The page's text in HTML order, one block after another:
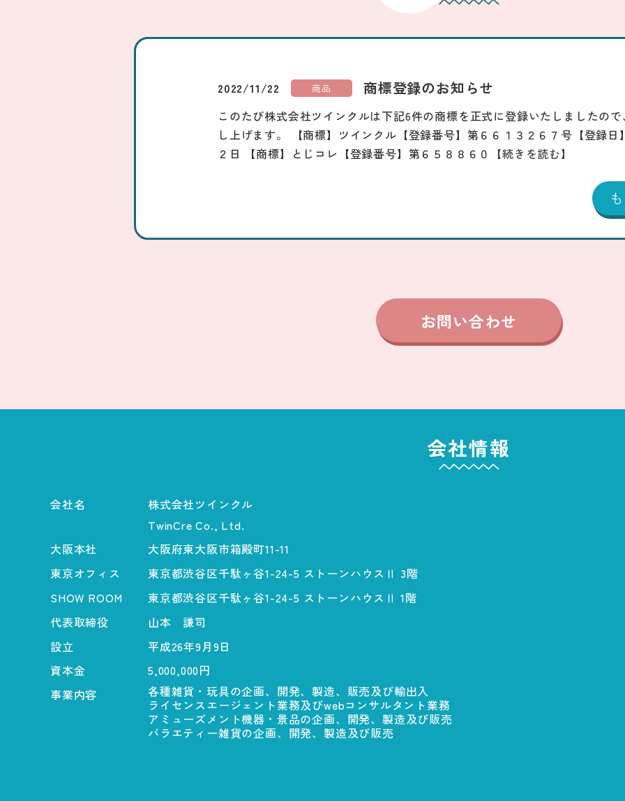
2022/11/22 商品 商標登録のお知らせ
このたび株式会社ツインクルは下記6件の商標を正式に登録いたしましたの
し上げます。 【商標】ツインクル【登録番号】第６６１３２６７号【登録日
２日 【商標】とじコレ【登録番号】第６５８８６０
【続きを読む】
お問い合わせ
会社情報
会社名
株式会社ツインクル
TwinCre Co., Ltd.
大阪本社
大阪府東大阪市箱殿町11-11
東京オフィス
東京都渋谷区千駄ヶ谷1-24-5 ストーンハウスⅡ 3階
SHOW ROOM
東京都渋谷区千駄ヶ谷1-24-5 ストーンハウスⅡ 1階
代表取締役
山本 謙司
設立
平成26年9月9日
資本金
5,000,000円
事業内容
各種雑貨・玩具の企画、開発、製造、販売及び輸出入
ライセンスエージェント業務及びwebコンサルタント業務
アミューズメント機器・景品の企画、開発、製造及び販売
バラエティー雑貨の企画、開発、製造及び販売